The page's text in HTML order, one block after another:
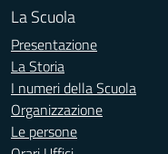
La Scuola
Presentazione
La Storia
I numeri della Scuola
Organizzazione
Le persone